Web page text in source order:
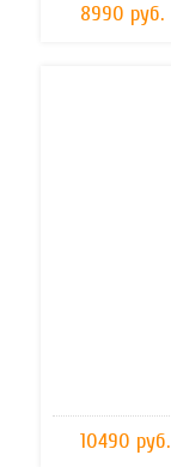
8990 руб.
10490 руб.